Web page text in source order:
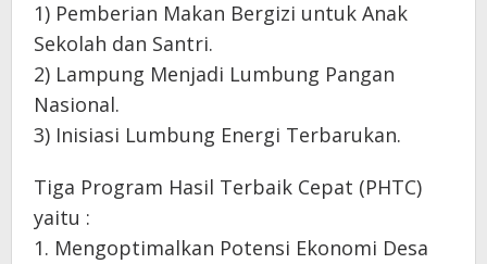
1) Pemberian Makan Bergizi untuk Anak
Sekolah dan Santri.
2) Lampung Menjadi Lumbung Pangan
Nasional.
3) Inisiasi Lumbung Energi Terbarukan.
Tiga Program Hasil Terbaik Cepat (PHTC)
yaitu :
1. Mengoptimalkan Potensi Ekonomi Desa